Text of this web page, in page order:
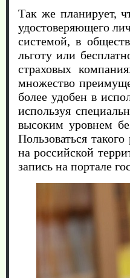
Так же планирует,
удостоверяющего
системой, в
льготу или
страховых
множество
более удобен в
используя
высоким уровнем
Пользоваться
на российской
запись на портале